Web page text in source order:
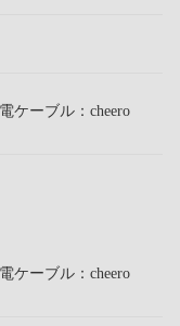
ケーブル：cheero
ケーブル：cheero